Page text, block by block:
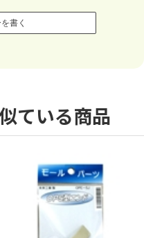
書く
ている商品